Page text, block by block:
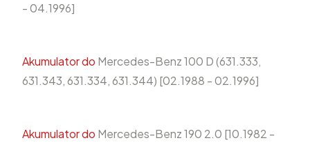
- 04.1996]
Akumulator do Mercedes-Benz 100 D (631.333,
631.343, 631.334, 631.344) [02.1988 - 02.1996]
Akumulator do Mercedes-Benz 190 2.0 [10.1982 -